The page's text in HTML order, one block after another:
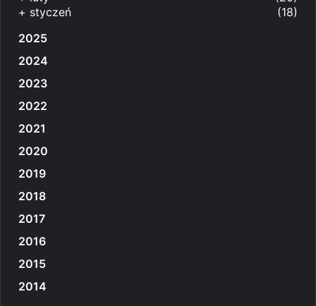
+ styczeń
(18)
2025
2024
2023
2022
2021
2020
2019
2018
2017
2016
2015
2014